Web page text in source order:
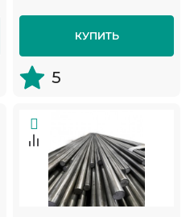
КУПИТЬ
5